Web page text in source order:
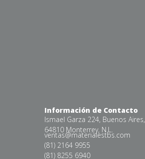
Información de Contacto
Ismael Garza 224, Buenos Aires,
64810 Monterrey, N.L.
ventas@materialestbs.com
(81) 2164 9955
(81) 8255 6940